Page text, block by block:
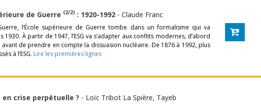
de Guerre (2/2) : 1920-1992 - Claude Franc
l’École supérieure de Guerre tombe dans un formalisme qui va
1930. À partir de 1947, l’ESG va s’adapter aux conflits modernes, d’abord
de prendre en compte la dissuasion nucléaire. De 1876 à 1992, plus
à l’ESG. Lire les premières lignes
en crise perpétuelle ? - Loïc Tribot La Spière, Tayeb